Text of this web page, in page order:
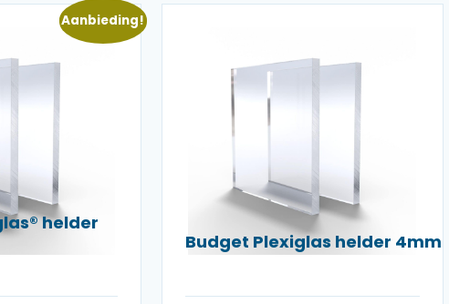
Aanbieding!
helder
Budget Plexiglas helder 4mm